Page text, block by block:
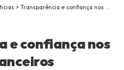
> Transparência e confiança nos mercados financeiros
e confiança nos